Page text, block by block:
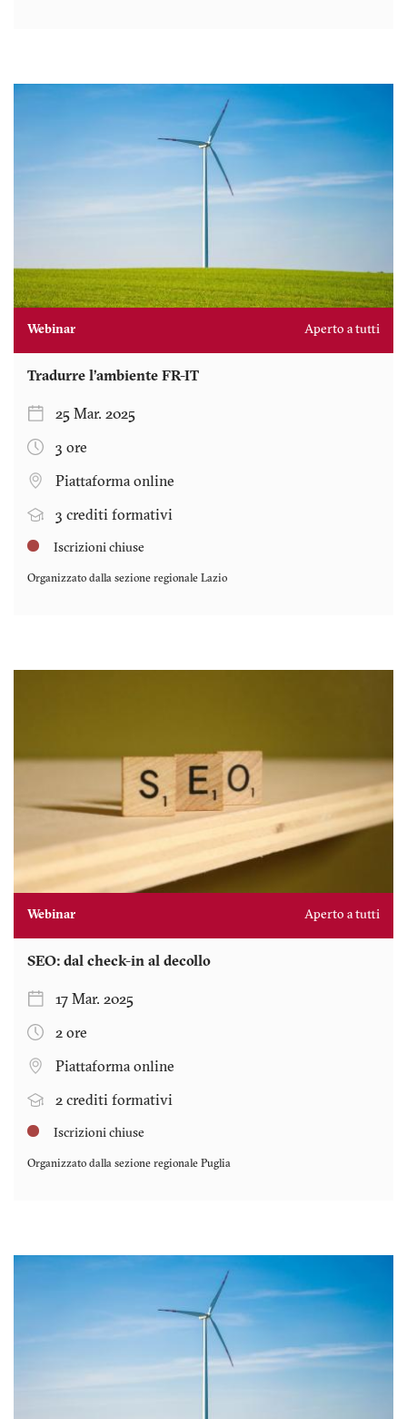
Webinar Aperto a tutti
Tradurre l’ambiente FR-IT
25 Mar. 2025
3 ore
Piattaforma online
3 crediti formativi
Iscrizioni chiuse
Organizzato dalla sezione regionale Lazio
Webinar Aperto a tutti
SEO: dal check-in al decollo
17 Mar. 2025
2 ore
Piattaforma online
2 crediti formativi
Iscrizioni chiuse
Organizzato dalla sezione regionale Puglia